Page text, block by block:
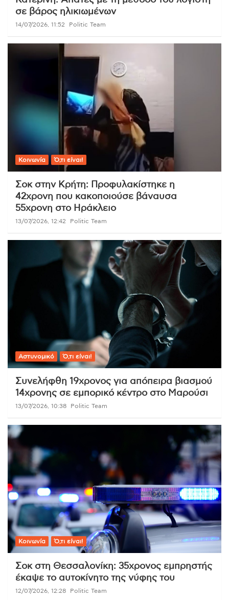
σε βάρος ηλικιωμένων
14/07/2026, 11:52 Politic Team
Κοινωνία Ό,τι είναι!
Σοκ στην Κρήτη: Προφυλακίστηκε η
42χρονη που κακοποιούσε βάναυσα
55χρονη στο Ηράκλειο
13/07/2026, 12:42 Politic Team
Αστυνομικό Ό,τι είναι!
Συνελήφθη 19χρονος για απόπειρα βιασμού
14χρονης σε εμπορικό κέντρο στο Μαρούσι
13/07/2026, 10:38 Politic Team
Κοινωνία Ό,τι είναι!
Σοκ στη Θεσσαλονίκη: 35χρονος εμπρηστής
έκαψε το αυτοκίνητο της νύφης του
12/07/2026, 12:28 Politic Team